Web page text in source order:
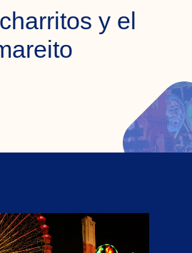
y el